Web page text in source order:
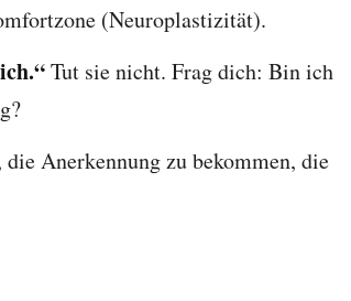
(Neuroplastizität).
Tut sie nicht. Frag dich: Bin ich
die Anerkennung zu bekommen, die